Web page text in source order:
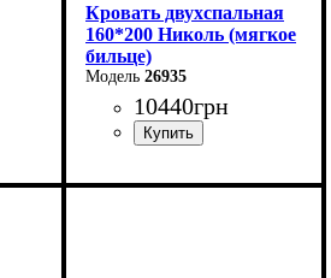
Кровать двухспальная
160*200 Николь (мягкое
бильце)
26935
10440грн
Ширина: 163,5 см